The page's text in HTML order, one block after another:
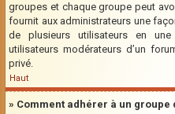
groupes et chaque groupe peut
fournit aux administrateurs une
de plusieurs utilisateurs en
utilisateurs modérateurs d’un
privé.
Haut
» Comment adhérer à un groupe